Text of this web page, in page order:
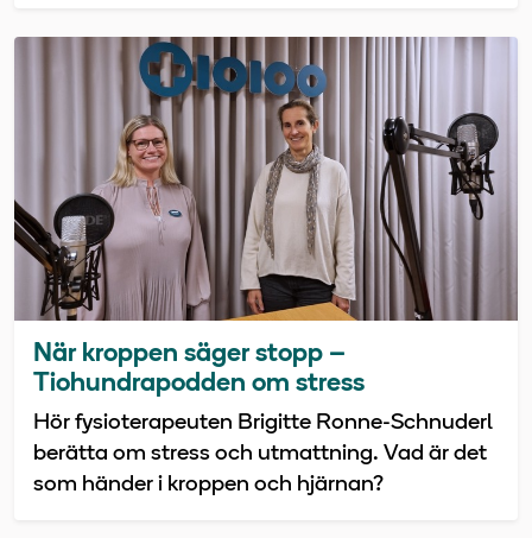
När kroppen säger stopp –
Tiohundrapodden om stress
Hör fysioterapeuten Brigitte Ronne-Schnuderl
berätta om stress och utmattning. Vad är det
som händer i kroppen och hjärnan?